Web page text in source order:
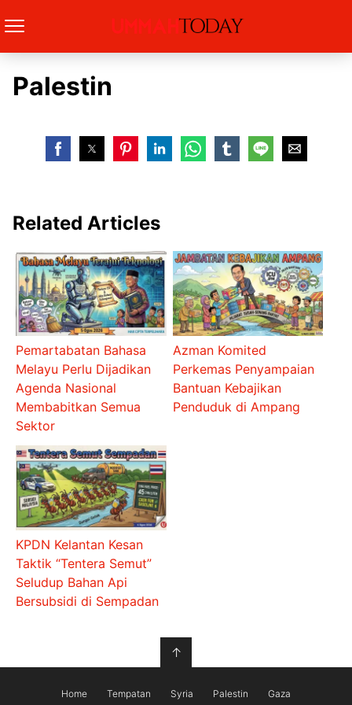
Palestin
Related Articles
Pemartabatan Bahasa
Melayu Perlu Dijadikan
Agenda Nasional
Membabitkan Semua
Sektor
Azman Komited
Perkemas Penyampaian
Bantuan Kebajikan
Penduduk di Ampang
KPDN Kelantan Kesan
Taktik “Tentera Semut”
Seludup Bahan Api
Bersubsidi di Sempadan
↑
Home Tempatan Syria Palestin Gaza